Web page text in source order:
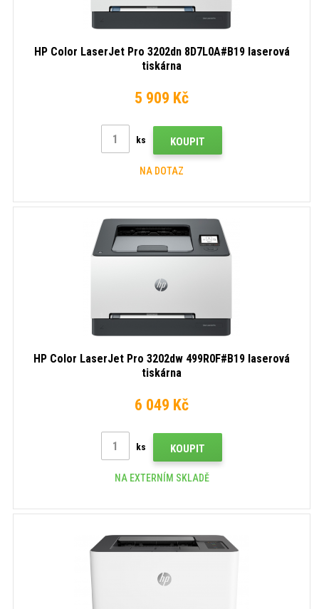
HP Color LaserJet Pro 3202dn 8D7L0A#B19 laserová
tiskárna
5 909 Kč
ks KOUPIT
NA DOTAZ
HP Color LaserJet Pro 3202dw 499R0F#B19 laserová
tiskárna
6 049 Kč
ks KOUPIT
NA EXTERNÍM SKLADĚ